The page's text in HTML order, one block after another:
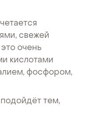
свежей
очень
кислотами
фосфором,
тем,